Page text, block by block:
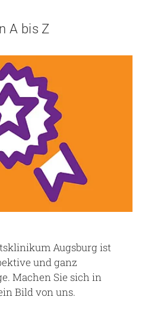
A bis Z
Augsburg ist
und ganz
Machen Sie sich in
Bild von uns.